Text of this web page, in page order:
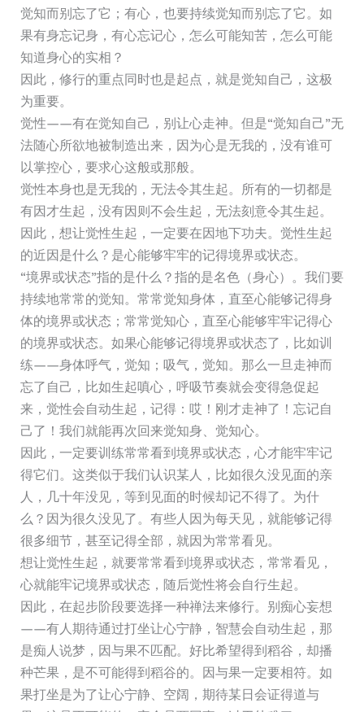
觉知而别忘了它；有心，也要持续觉知而别忘了它。如
果有身忘记身，有心忘记心，怎么可能知苦，怎么可能
知道身心的实相？
因此，修行的重点同时也是起点，就是觉知自己，这极
为重要。
觉性——有在觉知自己，别让心走神。但是“觉知自己”无
法随心所欲地被制造出来，因为心是无我的，没有谁可
以掌控心，要求心这般或那般。
觉性本身也是无我的，无法令其生起。所有的一切都是
有因才生起，没有因则不会生起，无法刻意令其生起。
因此，想让觉性生起，一定要在因地下功夫。觉性生起
的近因是什么？是心能够牢牢的记得境界或状态。
“境界或状态”指的是什么？指的是名色（身心）。我们要
持续地常常的觉知。常常觉知身体，直至心能够记得身
体的境界或状态；常常觉知心，直至心能够牢牢记得心
的境界或状态。如果心能够记得境界或状态了，比如训
练——身体呼气，觉知；吸气，觉知。那么一旦走神而
忘了自己，比如生起嗔心，呼吸节奏就会变得急促起
来，觉性会自动生起，记得：哎！刚才走神了！忘记自
己了！我们就能再次回来觉知身、觉知心。
因此，一定要训练常常看到境界或状态，心才能牢牢记
得它们。这类似于我们认识某人，比如很久没见面的亲
人，几十年没见，等到见面的时候却记不得了。为什
么？因为很久没见了。有些人因为每天见，就能够记得
很多细节，甚至记得全部，就因为常常看见。
想让觉性生起，就要常常看到境界或状态，常常看见，
心就能牢记境界或状态，随后觉性将会自行生起。
因此，在起步阶段要选择一种禅法来修行。别痴心妄想
——有人期待通过打坐让心宁静，智慧会自动生起，那
是痴人说梦，因与果不匹配。好比希望得到稻谷，却播
种芒果，是不可能得到稻谷的。因与果一定要相符。如
果打坐是为了让心宁静、空阔，期待某日会证得道与